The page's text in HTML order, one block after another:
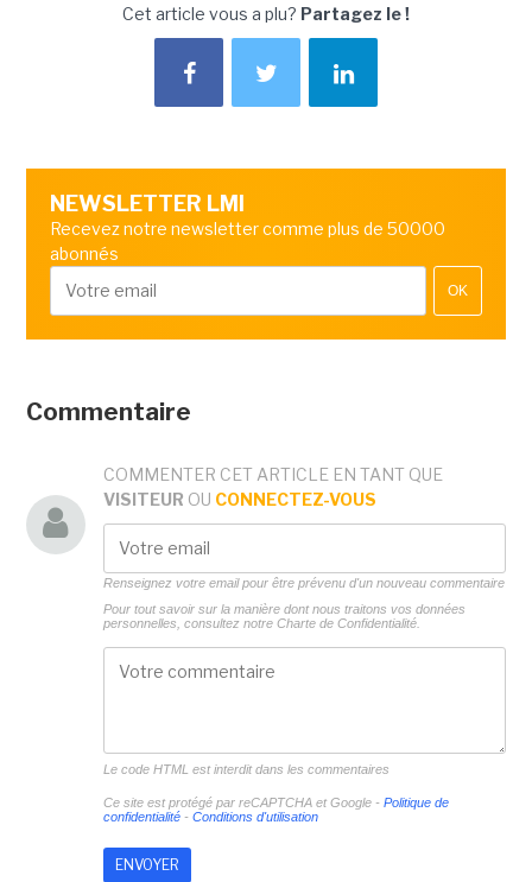
Cet article vous a plu? Partagez le !
NEWSLETTER LMI
Recevez notre newsletter comme plus de 50000
abonnés
OK
Commentaire
COMMENTER CET ARTICLE EN TANT QUE
VISITEUR OU CONNECTEZ-VOUS
Renseignez votre email pour être prévenu d'un nouveau commentaire
Pour tout savoir sur la manière dont nous traitons vos données
personnelles, consultez notre Charte de Confidentialité.
Le code HTML est interdit dans les commentaires
Ce site est protégé par reCAPTCHA et Google - Politique de
confidentialité- Conditions d'utilisation